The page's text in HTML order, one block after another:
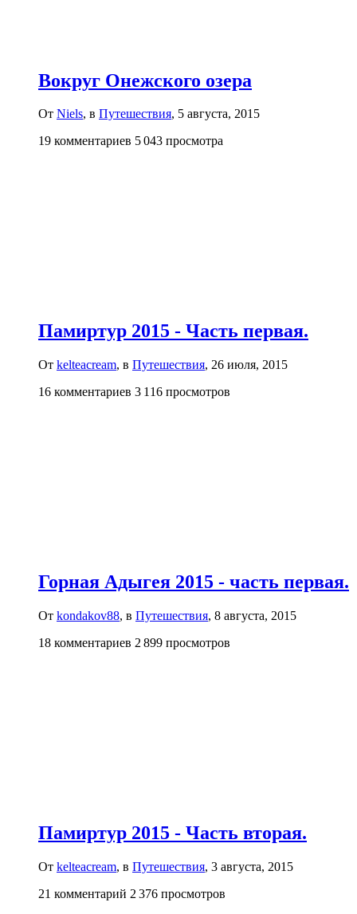
Вокруг Онежского озера
От Niels, в Путешествия, 5 августа, 2015
19 комментариев 5 043 просмотра
Памиртур 2015 - Часть первая.
От kelteacream, в Путешествия, 26 июля, 2015
16 комментариев 3 116 просмотров
Горная Адыгея 2015 - часть первая.
От kondakov88, в Путешествия, 8 августа, 2015
18 комментариев 2 899 просмотров
Памиртур 2015 - Часть вторая.
От kelteacream, в Путешествия, 3 августа, 2015
21 комментарий 2 376 просмотров